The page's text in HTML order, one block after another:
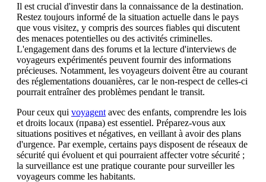
Il est crucial d'investir dans la connaissance de la destination.
Restez toujours informé de la situation actuelle dans le pays
que vous visitez, y compris des sources fiables qui discutent
des menaces potentielles ou des activités criminelles.
L'engagement dans des forums et la lecture d'interviews de
voyageurs expérimentés peuvent fournir des informations
précieuses. Notamment, les voyageurs doivent être au courant
des réglementations douanières, car le non-respect de celles-ci
pourrait entraîner des problèmes pendant le transit.
Pour ceux qui voyagent avec des enfants, comprendre les lois
et droits locaux (права) est essentiel. Préparez-vous aux
situations positives et négatives, en veillant à avoir des plans
d'urgence. Par exemple, certains pays disposent de réseaux de
sécurité qui évoluent et qui pourraient affecter votre sécurité ;
la surveillance est une pratique courante pour surveiller les
voyageurs comme les habitants.